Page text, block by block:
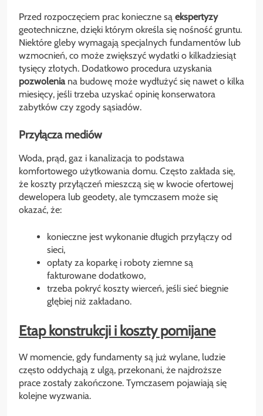
Przed rozpoczęciem prac konieczne są ekspertyzy
geotechniczne, dzięki którym określa się nośność gruntu.
Niektóre gleby wymagają specjalnych fundamentów lub
wzmocnień, co może zwiększyć wydatki o kilkadziesiąt
tysięcy złotych. Dodatkowo procedura uzyskania
pozwoleniana budowę może wydłużyć się nawet o kilka
miesięcy, jeśli trzeba uzyskać opinię konserwatora
zabytków czy zgody sąsiadów.
Przyłącza mediów
Woda, prąd, gaz i kanalizacja to podstawa
komfortowego użytkowania domu. Często zakłada się,
że koszty przyłączeń mieszczą się w kwocie ofertowej
dewelopera lub geodety, ale tymczasem może się
okazać, że:
konieczne jest wykonanie długich przyłączy od
sieci,
opłaty za koparkę i roboty ziemne są
fakturowane dodatkowo,
trzeba pokryć koszty wierceń, jeśli sieć biegnie
głębiej niż zakładano.
Etap konstrukcji i koszty pomijane
W momencie, gdy fundamenty są już wylane, ludzie
często oddychają z ulgą, przekonani, że najdroższe
prace zostały zakończone. Tymczasem pojawiają się
kolejne wyzwania.